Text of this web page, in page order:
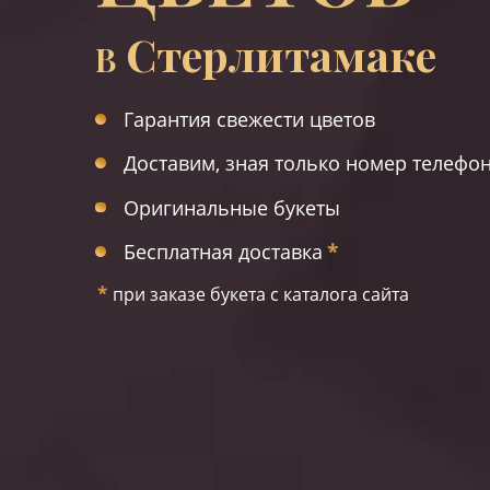
В Стерлитамаке
Гарантия свежести цветов
Доставим, зная только номер
Оригинальные букеты
Бесплатная доставка *
* при заказе букета с каталога сайта